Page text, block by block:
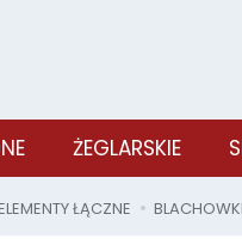
ŻEGLARSKIE
ŁĄCZNE